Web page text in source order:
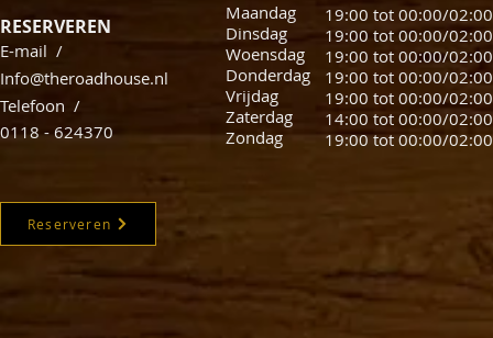
RESERVEREN
E-mail /
Info@theroadhouse.nl
​Telefoon /
0118 - 624370
Maandag
Dinsdag
Woensdag
Donderdag
Vrijdag
Zaterdag
Zondag
19:00 tot 00:00/
19:00 tot 00:00/
19:00 tot 00:00/
19:00 tot 00:00/
19:00 tot 00:00/
14:00 tot 00:00/02:00
19:00 tot
Reserveren